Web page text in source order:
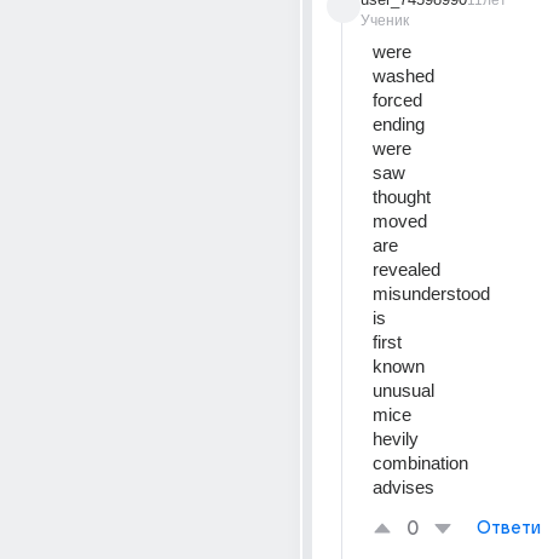
Ученик
were
washed
forced
ending
were
saw
thought
moved
are
revealed
misunderstood
is
first
known
unusual
mice
hevily
combination
advises
0